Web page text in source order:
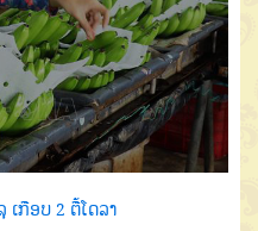
ກືອບ 2 ຕື້ໂດລາ